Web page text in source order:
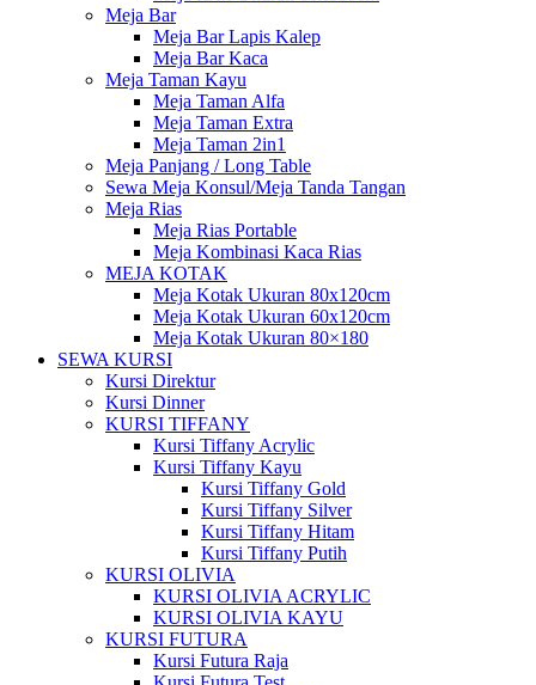
Meja Bar
Meja Bar Lapis Kalep
Meja Bar Kaca
Meja Taman Kayu
Meja Taman Alfa
Meja Taman Extra
Meja Taman 2in1
Meja Panjang / Long Table
Sewa Meja Konsul/Meja Tanda Tangan
Meja Rias
Meja Rias Portable
Meja Kombinasi Kaca Rias
MEJA KOTAK
Meja Kotak Ukuran 80x120cm
Meja Kotak Ukuran 60x120cm
Meja Kotak Ukuran 80×180
SEWA KURSI
Kursi Direktur
Kursi Dinner
KURSI TIFFANY
Kursi Tiffany Acrylic
Kursi Tiffany Kayu
Kursi Tiffany Gold
Kursi Tiffany Silver
Kursi Tiffany Hitam
Kursi Tiffany Putih
KURSI OLIVIA
KURSI OLIVIA ACRYLIC
KURSI OLIVIA KAYU
KURSI FUTURA
Kursi Futura Raja